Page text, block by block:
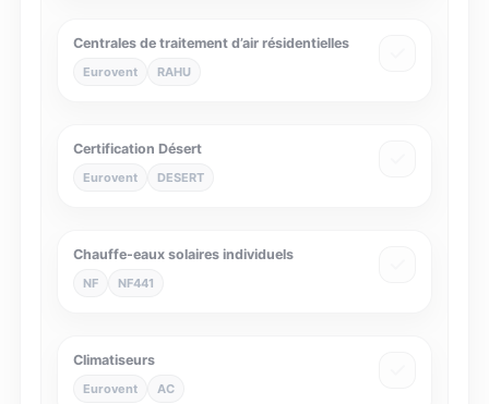
Centrales de traitement d’air résidentielles
Eurovent RAHU
Certification Désert
Eurovent DESERT
Chauffe-eaux solaires individuels
NF NF441
Climatiseurs
Eurovent AC